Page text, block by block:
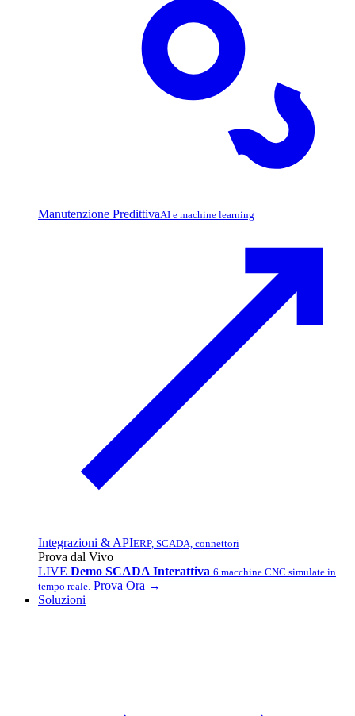
Manutenzione PredittivaAI e machine learning
Integrazioni & APIERP, SCADA, connettori
Prova dal Vivo
LIVE Demo SCADA Interattiva 6 macchine CNC simulate in
tempo reale. Prova Ora →
Soluzioni